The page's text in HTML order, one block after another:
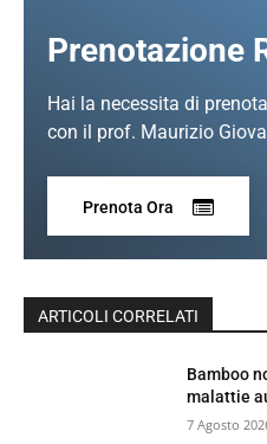
Prenotazione
Hai la necessita di
con il prof. Maurizio
Prenota Ora
ARTICOLI CORRELATI
Bamboo
malattie
7 Agosto